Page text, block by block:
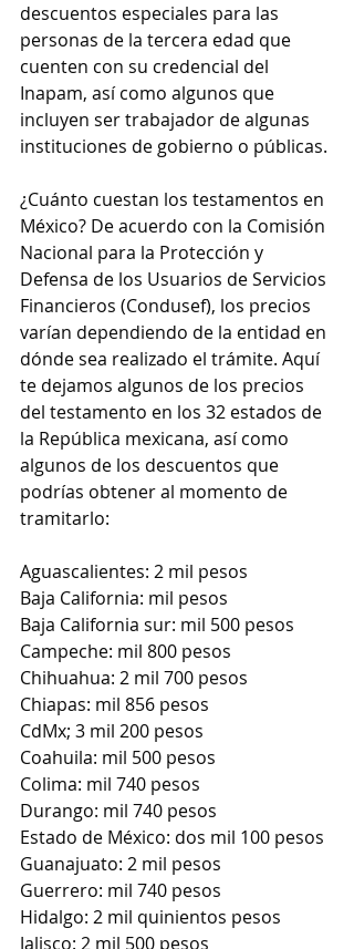
descuentos especiales para las
personas de la tercera edad que
cuenten con su credencial del
Inapam, así como algunos que
incluyen ser trabajador de algunas
instituciones de gobierno o públicas.
¿Cuánto cuestan los testamentos en
México? De acuerdo con la Comisión
Nacional para la Protección y
Defensa de los Usuarios de Servicios
Financieros (Condusef), los precios
varían dependiendo de la entidad en
dónde sea realizado el trámite. Aquí
te dejamos algunos de los precios
del testamento en los 32 estados de
la República mexicana, así como
algunos de los descuentos que
podrías obtener al momento de
tramitarlo:
Aguascalientes: 2 mil pesos
Baja California: mil pesos
Baja California sur: mil 500 pesos
Campeche: mil 800 pesos
Chihuahua: 2 mil 700 pesos
Chiapas: mil 856 pesos
CdMx; 3 mil 200 pesos
Coahuila: mil 500 pesos
Colima: mil 740 pesos
Durango: mil 740 pesos
Estado de México: dos mil 100 pesos
Guanajuato: 2 mil pesos
Guerrero: mil 740 pesos
Hidalgo: 2 mil quinientos pesos
Jalisco: 2 mil 500 pesos